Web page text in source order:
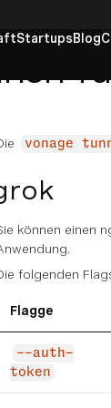
StartupsBlog
vonage
können einen
folgenden
Flagge
--auth-
token